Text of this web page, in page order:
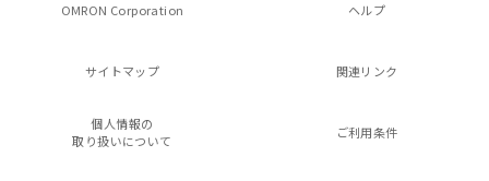
OMRON Corporation ヘルプ
サイトマップ 関連リンク
個人情報の
取り扱いについて
ご利用条件